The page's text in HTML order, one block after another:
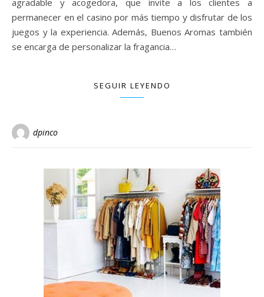
permanecer en el casino por más tiempo y disfrutar de los
juegos y la experiencia. Además, Buenos Aromas también
se encarga de personalizar la fragancia…
SEGUIR LEYENDO
dpinco